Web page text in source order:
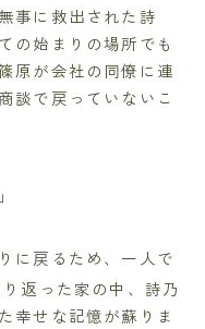
事に救出された詩
の始まりの場所でも
原が会社の同僚に連
談で戻っていないこ
に戻るため、一人で
返った家の中、詩乃
幸せな記憶が蘇りま